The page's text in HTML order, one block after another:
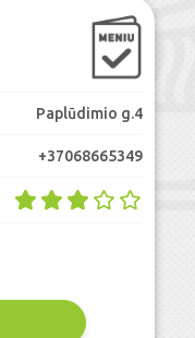
Paplūdimio g.4
+37068665349